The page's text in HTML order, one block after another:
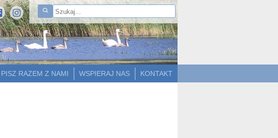
KONTAKT
WSPIERAJ NAS
PISZ RAZEM Z NAMI